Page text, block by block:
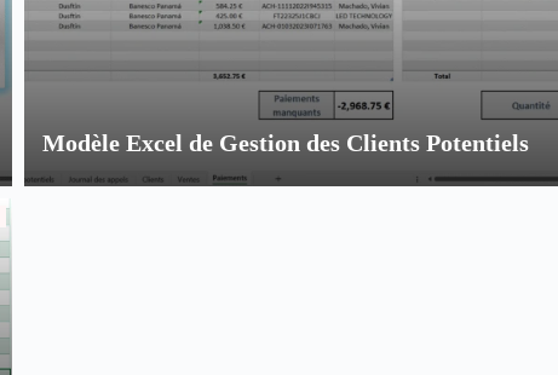
Modèle Excel de Gestion des Clients Potentiels